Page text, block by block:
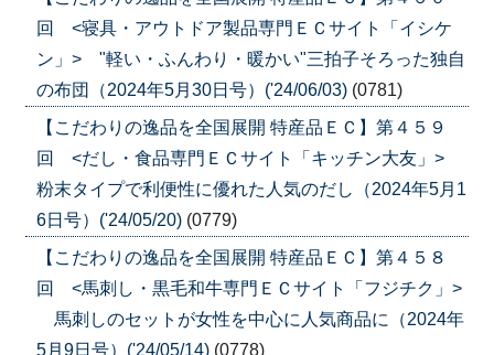
回 <寝具・アウトドア製品専門ＥＣサイト「イシケ
ン」> "軽い・ふんわり・暖かい"三拍子そろった独自
の布団（2024年5月30日号）('24/06/03) (0781)
【こだわりの逸品を全国展開 特産品ＥＣ】第４５９
回 <だし・食品専門ＥＣサイト「キッチン大友」>
粉末タイプで利便性に優れた人気のだし（2024年5月1
6日号）('24/05/20) (0779)
【こだわりの逸品を全国展開 特産品ＥＣ】第４５８
回 <馬刺し・黒毛和牛専門ＥＣサイト「フジチク」>
馬刺しのセットが女性を中心に人気商品に（2024年
5月9日号）('24/05/14) (0778)